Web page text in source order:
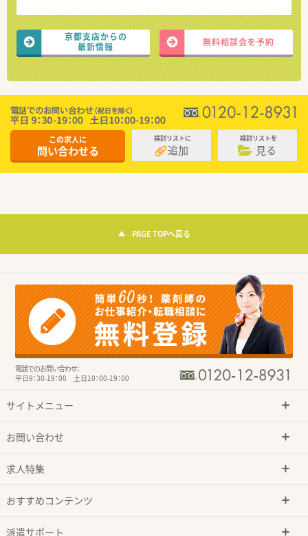
京都支店からの
最新情報
無料相談会を予約
この求人に
問い合わせる
検討リストに
追加
検討リストを
見る
PAGE TOPへ戻る
電話でのお問い合わせ：
平日9：30-19：00 土日10：00-19：00
サイトメニュー
お問い合わせ
求人特集
おすすめコンテンツ
派遣サポート